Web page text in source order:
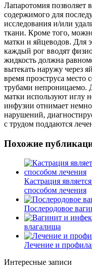
Лапаротомия позволяет
содержимого для
исследования и/или
ткани. Кроме того,
матки и яйцеводов. Для
каждый рог вводят
жидкость должна
вытекать наружу через
время проэструса
трубами непроницаемо.
матки используют иглу
инфузии отнимает
нарушений,
с трудом поддаются
Похожие
Кастрация
способом лечения
Послеродовое
влагалища
Лечение и
Интересные записи